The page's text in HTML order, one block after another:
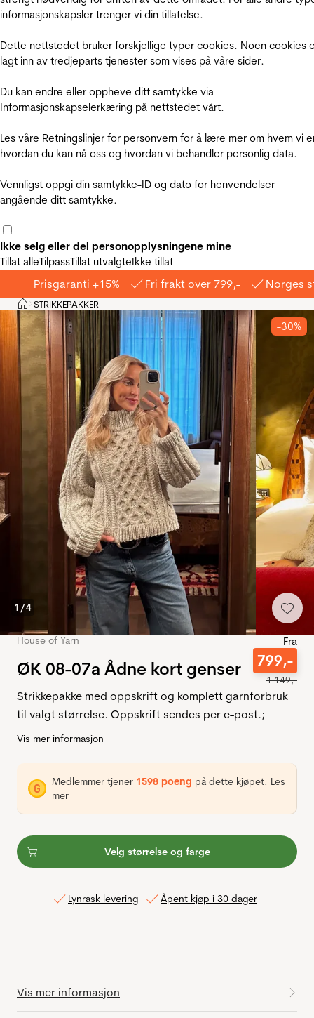
informasjonskapsler trenger vi din tillatelse.
Dette nettstedet bruker forskjellige typer cookies. Noen cookies
lagt inn av tredjeparts tjenester som vises på våre sider.
Du kan endre eller oppheve ditt samtykke via
Informasjonskapselerkæring på nettstedet vårt.
Les våre Retningslinjer for personvern for å lære mer om hvem vi
hvordan du kan nå oss og hvordan vi behandler personlig data.
Vennligst oppgi din samtykke-ID og dato for henvendelser
angående ditt samtykke.
Ikke selg eller del personopplysningene mine
Tillat alleTilpassTillat utvalgteIkke tillat
Prisgaranti +15% Fri frakt over 799,- Norges
Hjem
>STRIKKEPAKKER
1 /4
-30%
House of Yarn
ØK 08-07a Ådne kort genser
Fra
799,-
1149,-
Strikkepakke med oppskrift og komplett garnforbruk
til valgt størrelse. Oppskrift sendes per e-post.;
Vis mer informasjon
Medlemmer tjener 1598 poeng på dette kjøpet. Les
mer
Velg størrelse og farge
Lynrask levering Åpent kjøp i 30 dager
Vis mer informasjon